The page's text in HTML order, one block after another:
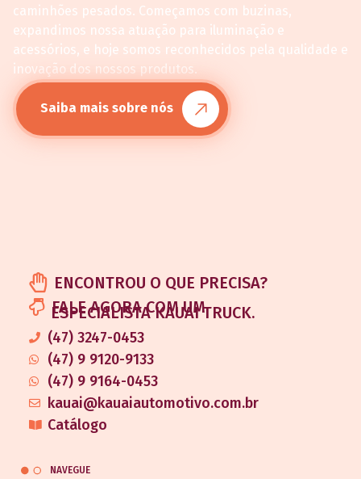
caminhões pesados. Começamos com buzinas,
expandimos nossa atuação para iluminação e
acessórios, e hoje somos reconhecidos pela qualidade e
inovação dos nossos produtos.
Saiba mais sobre nós
ENCONTROU O QUE PRECISA?
FALE AGORA COM UM
ESPECIALISTA KAUAI TRUCK.
(47) 3247-0453
(47) 9 9120-9133
(47) 9 9164-0453
kauai@kauaiautomotivo.com.br
Catálogo
NAVEGUE